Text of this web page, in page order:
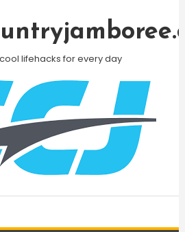
lifehacks for every day